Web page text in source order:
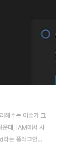
해주는 이슈가 크
운데, IAM에서 사
는 플러그인을